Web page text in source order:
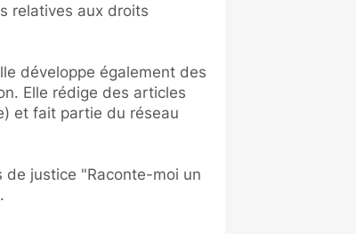
relatives aux droits
développe également des
Elle rédige des articles
et fait partie du réseau
de justice "Raconte-moi un